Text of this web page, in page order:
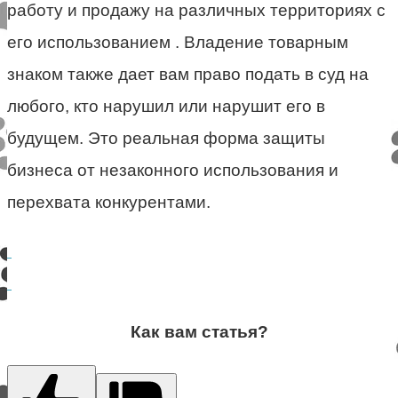
работу и продажу на различных территориях с
его использованием . Владение товарным
знаком также дает вам право подать в суд на
любого, кто нарушил или нарушит его в
будущем. Это реальная форма защиты
бизнеса от незаконного использования и
перехвата конкурентами.
Как вам статья?